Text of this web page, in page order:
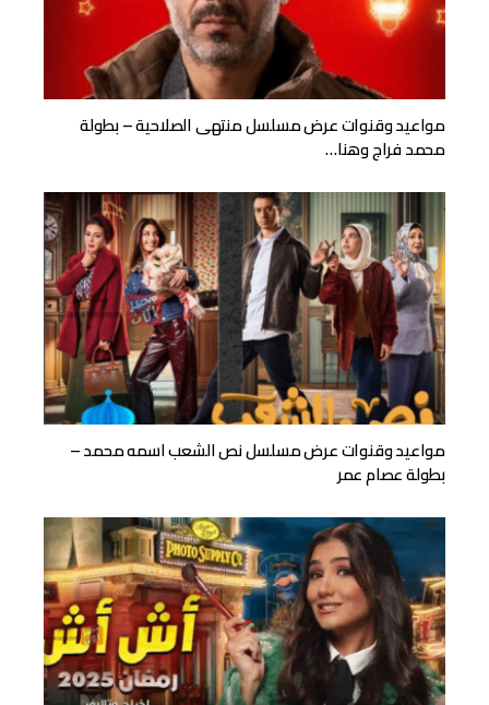
مواعيد وقنوات عرض مسلسل منتهى الصلاحية – بطولة
محمد فراج وهنا…
مواعيد وقنوات عرض مسلسل نص الشعب اسمه محمد –
بطولة عصام عمر